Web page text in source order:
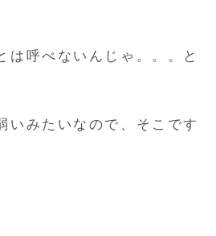
は呼べないんじゃ。。。と
いみたいなので、そこです